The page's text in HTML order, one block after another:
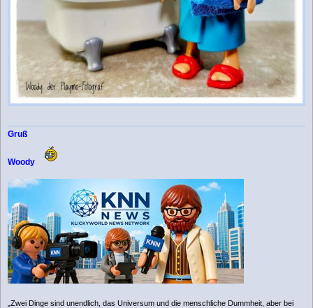
Gruß
Woody
„Zwei Dinge sind unendlich, das Universum und die menschliche Dummheit, aber bei